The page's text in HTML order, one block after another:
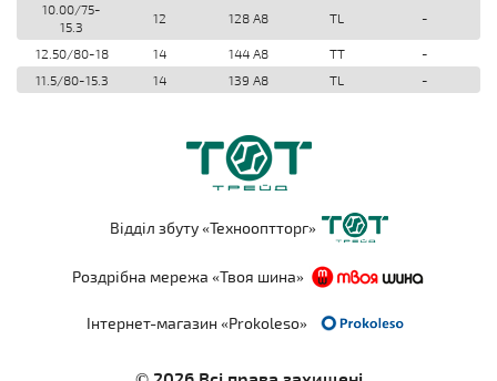
10.00/75-
15.3
12 128 A8 TL -
12.50/80-18 14 144 A8 TT
-
11.5/80-15.3
14 139 A8 TL -
Відділ збуту «Технооптторг»
Роздрібна мережа «Твоя шина»
Інтернет-магазин «Prokoleso»